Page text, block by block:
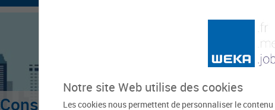
Notre site Web utilise des cookies
Les cookies nous permettent de personnaliser le
Conseil Départemental - Finistère